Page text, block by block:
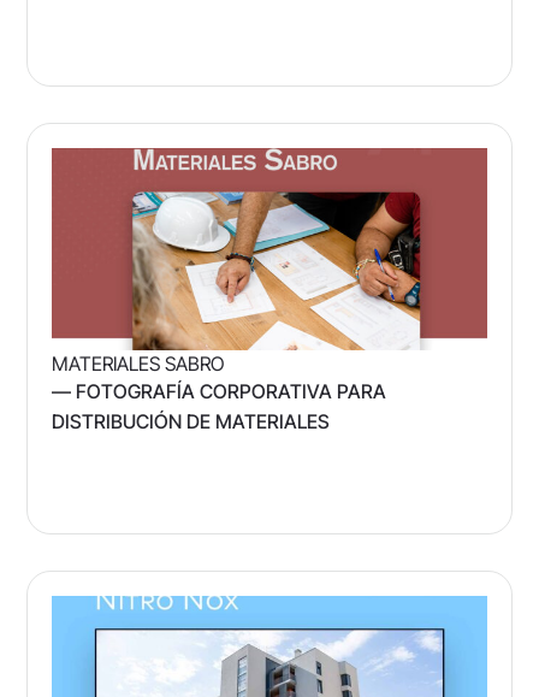
MATERIALES SABRO
— FOTOGRAFÍA CORPORATIVA PARA
DISTRIBUCIÓN DE MATERIALES